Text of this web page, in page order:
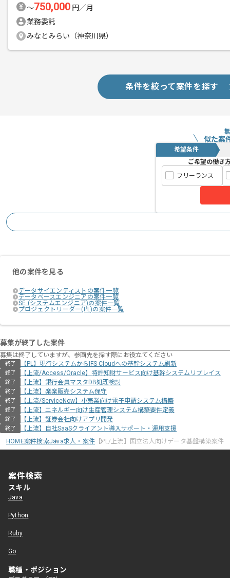
〜750,000 円／月
業務委託
みなとみらい（神奈川県）
条件を絞って案件を探す
似た案
希望条件
ご希望の働き
フリーランス
他の案件を見る
データサイエンティストの案件一覧
データベースエンジニアの案件一覧
SE (システムエンジニア)の案件一覧
プロジェクトリーダー(PL)の案件一覧
募集が終了した案件
募集は終了していますが、参画先を探す際にお役立てください
終了 【PL】現行システムからIFS Cloudへの基幹システム刷新
終了 【上流/Access/Oracle】特許知財サービス向け基幹システムリプレイス
終了 【上流】銀行会員マスタDB処理検討
終了 【上流】楽楽販売システム保守
終了 【上流/ServiceNow】小売業向け電子申請システム構築
終了 【上流】エネルギー向け生産管理システム構築要件定義
終了 【上流】証券会社向けアプリ開発
終了
【上流】自社SaaSクライアント導入サポート・運用支援
HOME案件検索Java求人・案件 【PL/上流】国立法人向けデータ基盤構築案件
案件検索
スキル
Java
Python
Ruby
Go
職種・ポジション